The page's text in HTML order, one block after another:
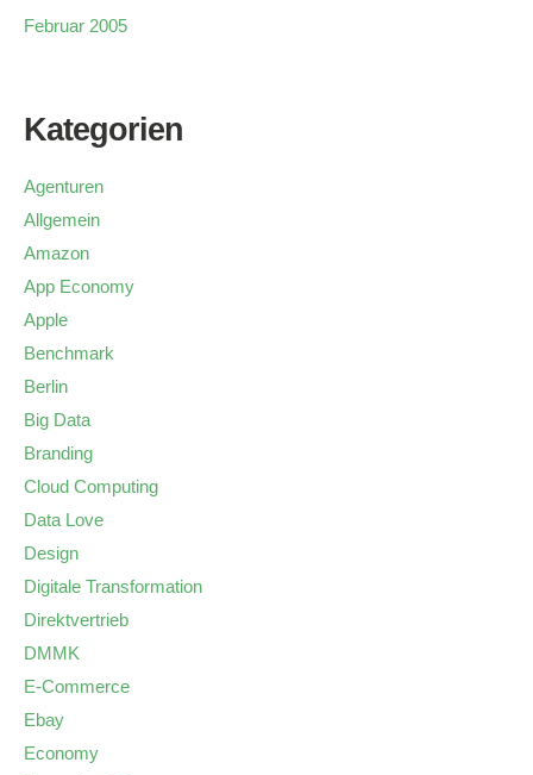
Februar 2005
Kategorien
Agenturen
Allgemein
Amazon
App Economy
Apple
Benchmark
Berlin
Big Data
Branding
Cloud Computing
Data Love
Design
Digitale Transformation
Direktvertrieb
DMMK
E-Commerce
Ebay
Economy